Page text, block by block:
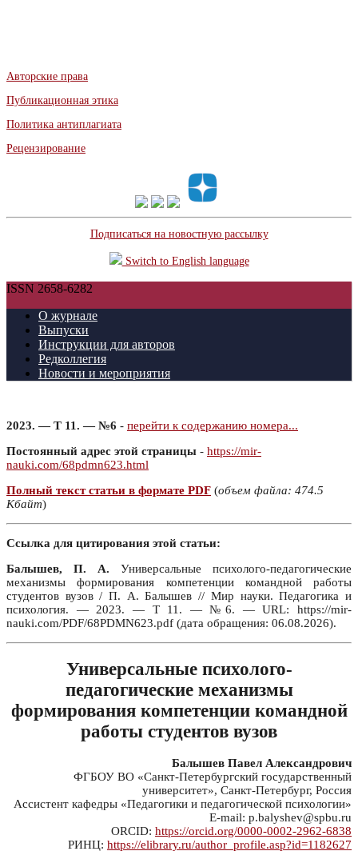
Авторские права
Публикационная этика
Политика антиплагиата
Рецензирование
Подписаться на новостную рассылку
Switch to English language
ISSN 2658-6282
О журнале
Выпуски
Инструкции для авторов
Редколлегия
Новости и мероприятия
2023. — Т 11. — №6 - перейти к содержанию номера...
Постоянный адрес этой страницы - https://mir-
nauki.com/68pdmn623.html
Полный текст статьи в формате PDF (объем файла: 474.5
Кбайт)
Ссылка для цитирования этой статьи:
Балышев, П. А. Универсальные психолого-педагогические
механизмы формирования компетенции командной работы
студентов вузов / П. А. Балышев // Мир науки. Педагогика и
психология. — 2023. — Т 11. — №6. — URL: https://mir-
nauki.com/PDF/68PDMN623.pdf (дата обращения: 06.08.2026).
Универсальные психолого-
педагогические механизмы
формирования компетенции командной
работы студентов вузов
Балышев Павел Александрович
ФГБОУ ВО «Санкт-Петербургский государственный
университет», Санкт-Петербург, Россия
Ассистент кафедры «Педагогики и педагогической психологии»
E-mail: p.balyshev@spbu.ru
ORCID: https://orcid.org/0000-0002-2962-6838
РИНЦ: https://elibrary.ru/author_profile.asp?id=1182627